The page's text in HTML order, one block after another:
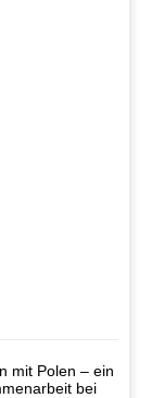
mit Polen – ein
bei